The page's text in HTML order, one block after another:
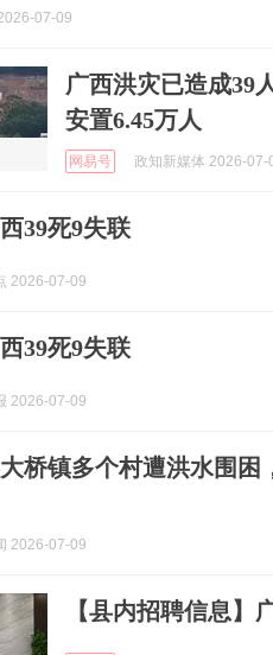
07-09
广西洪灾已造成39
安置6.45万人
网易号 政知新媒体 2026-07-
39死9失联
2026-07-09
39死9失联
2026-07-09
桥镇多个村遭洪水围困
2026-07-09
【县内招聘信息